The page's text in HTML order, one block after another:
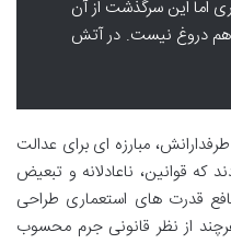
اما این سرگذشت از آن
دروغ نیست. در آتش
مبارزه ای برای عدالت
که قوانین، ناعادلانه و تبعیض
قدرت های استعماری طراحی
از نظر قانونی جرم محسوب